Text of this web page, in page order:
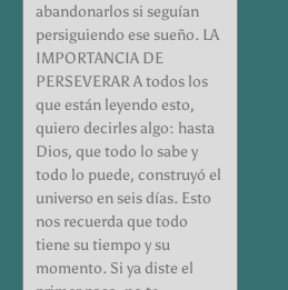
abandonarlos si seguían
persiguiendo ese sueño. LA
IMPORTANCIA DE
PERSEVERAR A todos los
que están leyendo esto,
quiero decirles algo: hasta
Dios, que todo lo sabe y
todo lo puede, construyó el
universo en seis días. Esto
nos recuerda que todo
tiene su tiempo y su
momento. Si ya diste el